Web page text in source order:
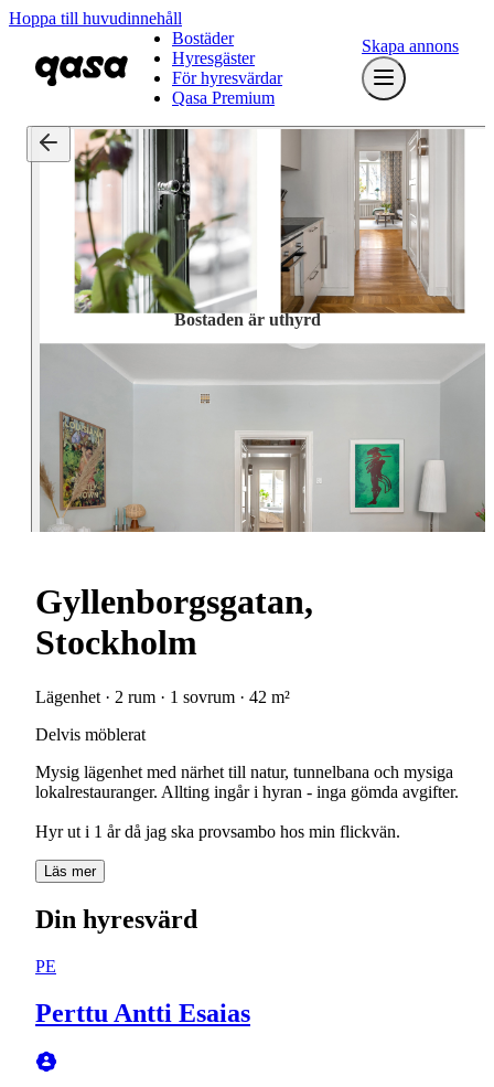
Hoppa till huvudinnehåll
Bostäder
Hyresgäster
För hyresvärdar
Qasa Premium
Skapa annons
Bostaden är uthyrd
Gyllenborgsgatan,
Stockholm
Lägenhet · 2 rum · 1 sovrum · 42 m²
Delvis möblerat
Mysig lägenhet med närhet till natur, tunnelbana och mysiga
lokalrestauranger. Allting ingår i hyran - inga gömda avgifter.
Hyr ut i 1 år då jag ska provsambo hos min flickvän.
Läs mer
Din hyresvärd
PE
Perttu Antti Esaias